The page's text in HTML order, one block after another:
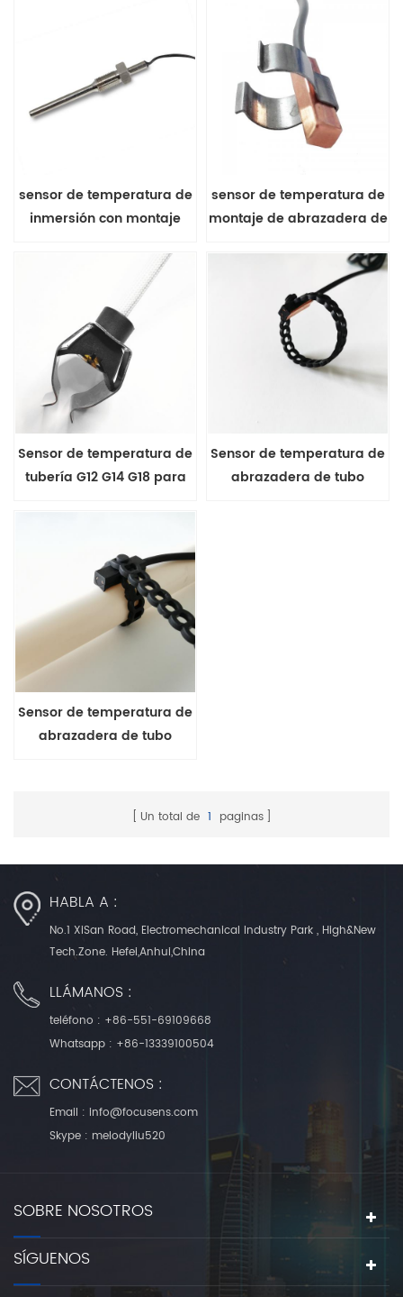
sensor de temperatura de
inmersión con montaje
sensor de temperatura de
montaje de abrazadera de
Sensor de temperatura de
tubería G12 G14 G18 para
Sensor de temperatura de
abrazadera de tubo
Sensor de temperatura de
abrazadera de tubo
Un total de 1 paginas
HABLA A :
No.1 XiSan Road, Electromechanical Industry Park , High&New
Tech.Zone. Hefei,Anhui,China
LLÁMANOS :
teléfono : +86-551-69109668
Whatsapp : +86-13339100504
CONTÁCTENOS :
Email : info@focusens.com
Skype : melodyliu520
SOBRE NOSOTROS
SÍGUENOS